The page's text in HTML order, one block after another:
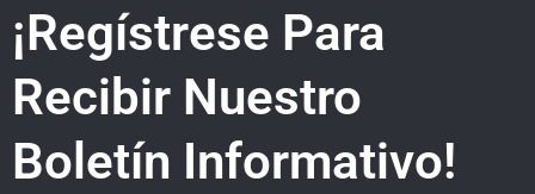
¡Regístrese Para
Recibir Nuestro
Boletín Informativo!